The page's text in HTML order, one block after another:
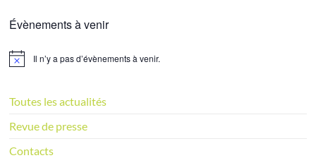
Évènements à venir
N
i
c
Il n’y a pas d’évènements à venir.
Toutes les actualités
Revue de presse
Contacts